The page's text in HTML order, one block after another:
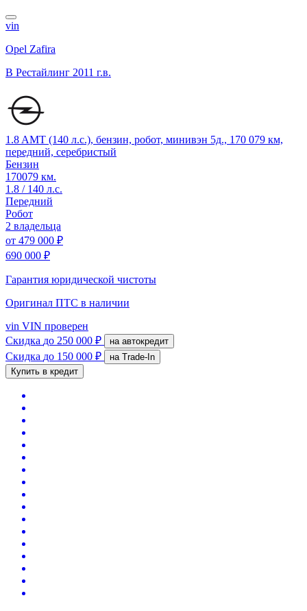
vin
Opel Zafira
B Рестайлинг 2011 г.в.
1.8 AMT (140 л.с.), бензин, робот, минивэн 5д., 170 079 км,
передний, серебристый
Бензин
170079 км.
1.8 / 140 л.с.
Передний
Робот
2 владельца
от 479 000 ₽
690 000 ₽
Гарантия юридической чистоты
Оригинал ПТС в наличии
vin VIN проверен
Скидка до 250 000 ₽ на автокредит
Скидка до 150 000 ₽
на Trade-In
Купить в кредит